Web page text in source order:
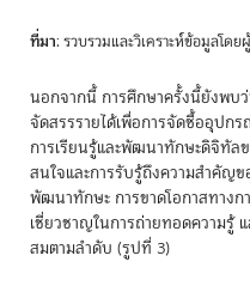
End of interactive chart.
ที่มา: รวบรวมและวิเคราะห์ข้อมูลโด
นอกจากนี้ การศึกษาครั้งนี้ยังพบ
จัดสรรรายได้เพื่อการจัดซื้ออุป
การเรียนรู้และพัฒนาทักษะดิจิทัล
สนใจและการรับรู้ถึงความสำคัญ
พัฒนาทักษะ การขาดโอกาสทางก
เชี่ยวชาญในการถ่ายทอดความรู้
สมตามลำดับ (รูปที่ 3)